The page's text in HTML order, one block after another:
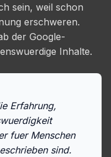
sein, weil schon
erschweren.
der Google-
Inhalte.
Erfahrung,
fuer Menschen
sind.